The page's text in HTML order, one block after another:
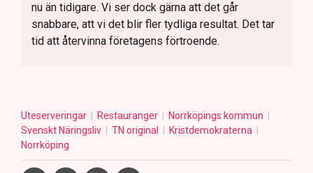
nu än tidigare. Vi ser dock gärna att det går
snabbare, att vi det blir fler tydliga resultat. Det tar
tid att återvinna företagens förtroende.
Uteserveringar Restauranger
Norrköpings kommun
Svenskt Näringsliv
TN original
Kristdemokraterna
Norrköping